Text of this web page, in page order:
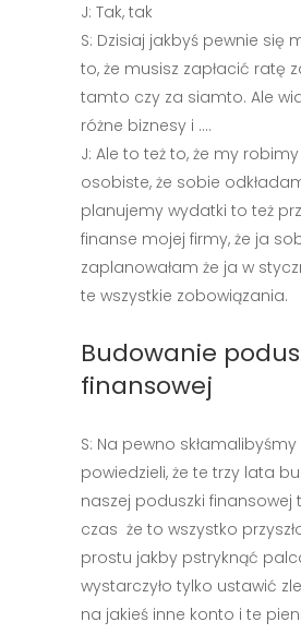
J: Tak, tak
S: Dzisiaj jakbyś pewnie się
to, że musisz zapłacić ratę
tamto czy za siamto. Ale
różne biznesy i ….
J: Ale to też to, że my
osobiste, że sobie
planujemy wydatki to też
finanse mojej firmy, że ja
zaplanowałam że ja w
te wszystkie zobowiązania.
Budowanie
finansowej
S: Na pewno
powiedzieli, że te trzy lata
naszej poduszki finansowej
czas że to wszystko
prostu jakby pstryknąć
wystarczyło tylko ustawić
na jakieś inne konto i te